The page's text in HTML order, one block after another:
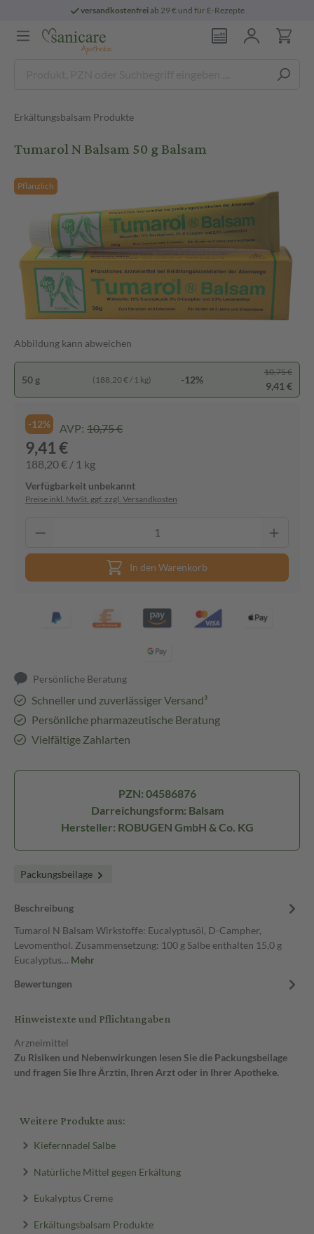
versandkostenfreiab 29 € und für E-Rezepte
Erkältungsbalsam Produkte
Tumarol N Balsam 50 g Balsam
Pflanzlich
Abbildung kann abweichen
50 g (188,20 € / 1 kg) -12%
10,75 €
9,41 €
-12% AVP: 10,75 €
9,41 €
188,20 € / 1 kg
Verfügbarkeit unbekannt
Preise inkl. MwSt. ggf. zzgl. Versandkosten
In den Warenkorb
Persönliche Beratung
Schneller und zuverlässiger Versand³
Persönliche pharmazeutische Beratung
Vielfältige Zahlarten
PZN: 04586876
Darreichungsform: Balsam
Hersteller: ROBUGEN GmbH & Co. KG
Packungsbeilage
Beschreibung
Tumarol N Balsam Wirkstoffe: Eucalyptusöl, D-Campher,
Levomenthol. Zusammensetzung: 100 g Salbe enthalten 15,0 g
Eucalyptus… Mehr
Bewertungen
Hinweistexte und Pflichtangaben
Arzneimittel
Zu Risiken und Nebenwirkungen lesen Sie die Packungsbeilage
und fragen Sie Ihre Ärztin, Ihren Arzt oder in Ihrer Apotheke.
Weitere Produkte aus:
Kiefernnadel Salbe
Natürliche Mittel gegen Erkältung
Eukalyptus Creme
Erkältungsbalsam Produkte